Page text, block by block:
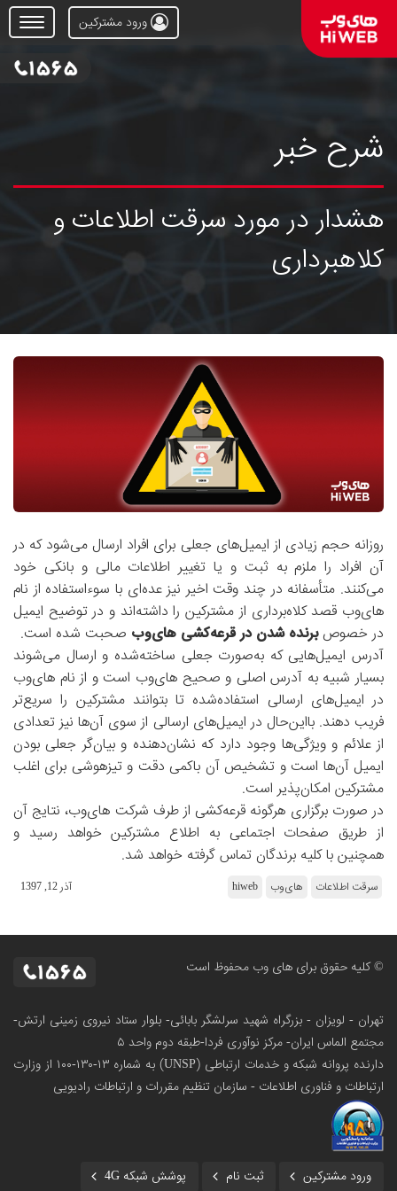
Open
Menu
ورود مشترکین
شرح خبر
هشدار در مورد سرقت اطلاعات و
کلاهبرداری
روزانه حجم زیادی از ایمیل‌های جعلی برای افراد ارسال می‌شود که در
آن افراد را ملزم به ثبت و یا تغییر اطلاعات مالی و بانکی خود
می‌کنند. متأسفانه در چند وقت اخیر نیز عده‌ای با سوءاستفاده از نام
های‌وب قصد کلاه‌برداری از مشترکین را داشته‌اند و در توضیح ایمیل
در خصوصبرنده شدن در قرعه‌کشی‌ های‌وب صحبت شده است.
آدرس ایمیل‌هایی که به‌صورت جعلی ساخته‌شده و ارسال می‌شوند
بسیار شبیه به آدرس اصلی و صحیح‌ های‌وب است و از نام های‌وب
در ایمیل‌های ارسالی استفاده‌شده تا بتوانند مشترکین را سریع‌تر
فریب دهند. بااین‌حال در ایمیل‌های ارسالی از سوی آن‌ها نیز تعدادی
از علائم و ویژگی‌ها وجود دارد که نشان‌دهنده و بیان‌گر جعلی بودن
ایمیل آن‌ها است و تشخیص آن باکمی دقت و تیزهوشی برای اغلب
مشترکین امکان‌پذیر است.
در صورت برگزاری هرگونه قرعه‌کشی از طرف شرکت های‌وب، نتایج آن
از طریق صفحات اجتماعی به اطلاع مشترکین خواهد رسید و
همچنین با کلیه برندگان تماس گرفته خواهد شد.
سرقت اطلاعات های‌وب hiweb آذر 12, 1397
© کلیه حقوق برای های وب محفوظ است
تهران - لویزان - بزرگراه شهید سرلشگر بابائی- بلوار ستاد نیروی زمینی ارتش-
مجتمع الماس ایران- مرکز نوآوری فردا-طبقه دوم واحد ۵
دارنده پروانه شبکه و خدمات ارتباطی (UNSP) به شماره ۱۳-۱۳۰-۱۰۰
از وزارت
ارتباطات و فناوری اطلاعات - سازمان تنظیم مقررات و ارتباطات رادیویی
ورود مشترکین ثبت نام پوشش شبکه 4G